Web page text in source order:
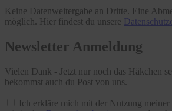
Keine Datenweitergabe an Dritte. Eine
möglich. Hier findest du unsere
Newsletter Anmeldung
Vielen Dank - Jetzt nur noch das Häkchen
bekommst auch du Post von uns.
Ich erkläre mich mit der Nutzung meiner